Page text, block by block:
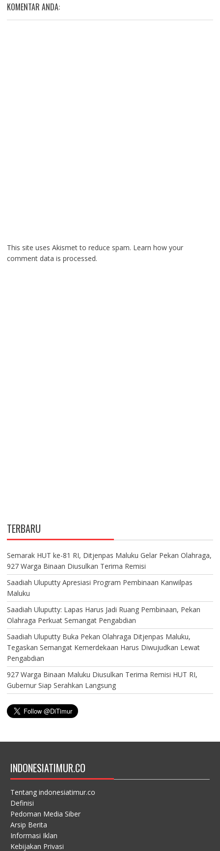
KOMENTAR ANDA:
This site uses Akismet to reduce spam. Learn how your
comment data is processed.
TERBARU
Semarak HUT ke-81 RI, Ditjenpas Maluku Gelar Pekan Olahraga,
927 Warga Binaan Diusulkan Terima Remisi
Saadiah Uluputty Apresiasi Program Pembinaan Kanwilpas
Maluku
Saadiah Uluputty: Lapas Harus Jadi Ruang Pembinaan, Pekan
Olahraga Perkuat Semangat Pengabdian
Saadiah Uluputty Buka Pekan Olahraga Ditjenpas Maluku,
Tegaskan Semangat Kemerdekaan Harus Diwujudkan Lewat
Pengabdian
927 Warga Binaan Maluku Diusulkan Terima Remisi HUT RI,
Gubernur Siap Serahkan Langsung
INDONESIATIMUR.CO
Tentang indonesiatimur.co
Definisi
Pedoman Media Siber
Arsip Berita
Informasi Iklan
Kebijakan Privasi